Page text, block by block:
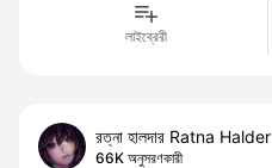
লাইব্রেরী
রত্না হালদার Ratna Halder
66K অনুসরণকারী